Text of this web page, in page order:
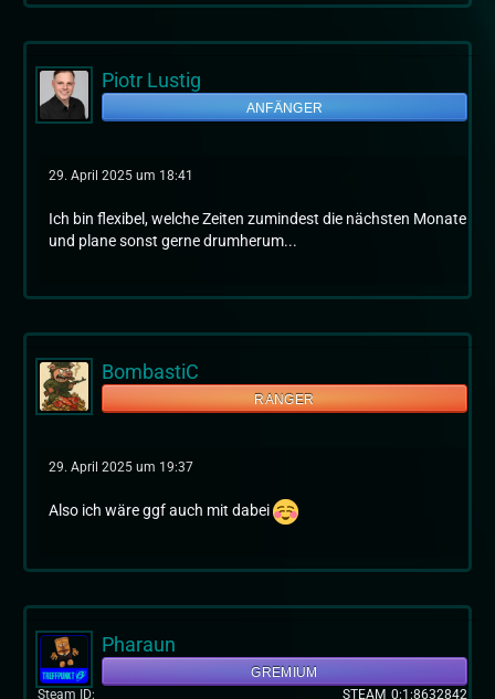
Piotr Lustig
ANFÄNGER
29. April 2025 um 18:41
Ich bin flexibel, welche Zeiten zumindest die nächsten Monate
und plane sonst gerne drumherum...
BombastiC
RANGER
29. April 2025 um 19:37
Also ich wäre ggf auch mit dabei
Pharaun
GREMIUM
Steam ID
STEAM_0:1:8632842